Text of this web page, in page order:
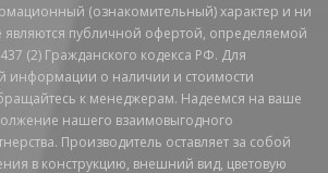
(ознакомительный) характер и ни
являются публичной офертой, определяемой
(2) Гражданского кодекса РФ. Для
информации о наличии и стоимости
к менеджерам. Надеемся на ваше
нашего взаимовыгодного
Производитель оставляет за собой
в конструкцию, внешний вид, цветовую